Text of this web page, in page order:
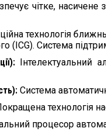
чітке,
технологія
(ICG). Система
Інтелектуальний
Система
технологія
процесор